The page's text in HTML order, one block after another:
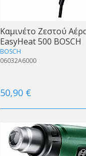
Καμινέτο Ζεστού
EasyHeat 500 BOSCH
BOSCH
06032A6000
50,90 €